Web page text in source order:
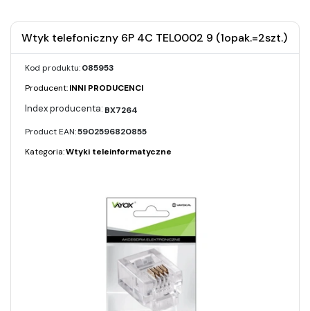
Wtyk telefoniczny 6P 4C TEL0002 9 (1opak.=2szt.)
Kod produktu:085953
Producent:INNI PRODUCENCI
BX7264
Product EAN:5902596820855
Kategoria:Wtyki teleinformatyczne